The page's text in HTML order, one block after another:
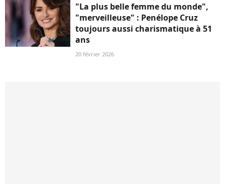
"La plus belle femme du monde",
"merveilleuse" : Penélope Cruz
toujours aussi charismatique à 51
ans
20 février 2026